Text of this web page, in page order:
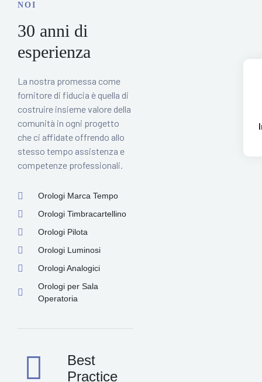
30 anni di
esperienza
NOI
La nostra promessa come
fornitore di fiducia è quella di
costruire insieme valore della
comunità in ogni progetto
che ci affidate offrendo allo
stesso tempo assistenza e
competenze professionali.
Orologi Marca Tempo
Orologi Timbracartellino
Orologi Pilota
Orologi Luminosi
Orologi Analogici
Orologi per Sala
Operatoria
Best
Practice